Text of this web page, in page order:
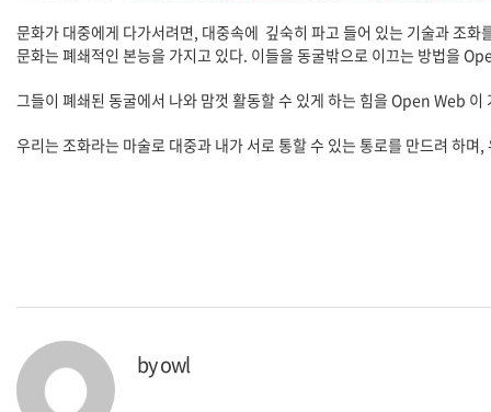
문화가 대중에게 다가서려면, 대중속에 깊숙히 파고 들어 있는 기술과 조
문화는 폐쇄적인 본능을 가지고 있다. 이들을 동굴밖으로 이끄는 방법을
그들이 폐쇄된 동굴에서 나와 맘껏 활동할 수 있게 하는 힘을 Open Web 이
우리는 조화라는 마술로 대중과 내가 서로 통할 수 있는 통로를 만드려 하며
byowl